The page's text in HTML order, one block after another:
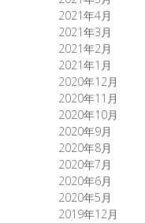
2021年4月
2021年3月
2021年2月
2021年1月
2020年12月
2020年11月
2020年10月
2020年9月
2020年8月
2020年7月
2020年6月
2020年5月
2019年12月